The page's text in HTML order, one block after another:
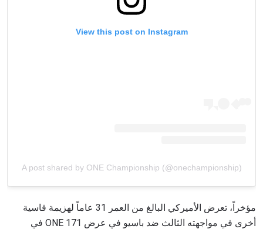
View this post on Instagram
A post shared by ONE Championship (@onechampionship)
مؤخراً، تعرض الأميركي البالغ من العمر 31 عاماً لهزيمة قاسية
أخرى في مواجهته الثالث ضد باسيو في عرض ONE 171 في